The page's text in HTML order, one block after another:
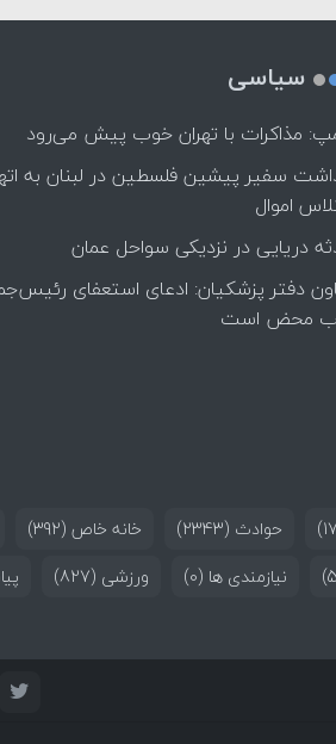
سیاسی
مذاکرات با تهران خوب پیش می‌رود
سفیر پیشین فلسطین در لبنان به
اموال
دریایی در نزدیکی سواحل عمان
دفتر پزشکیان: ادعای استعفای
محض است
حوادث (2343) خانه خاص (392)
نیازمندی ها (0) ورزشی (827)